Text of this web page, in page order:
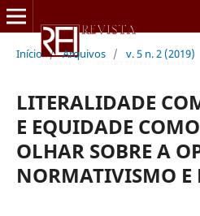
Início / Arquivos / v. 5 n. 2 (2019)
LITERALIDADE
E EQUIDADE
OLHAR SOBRE A
NORMATIVISMO E